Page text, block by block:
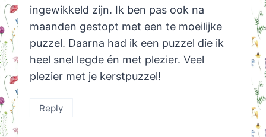
ingewikkeld zijn. Ik ben pas ook na
maanden gestopt met een te moeilijke
puzzel. Daarna had ik een puzzel die ik
heel snel legde én met plezier. Veel
plezier met je kerstpuzzel!
Reply